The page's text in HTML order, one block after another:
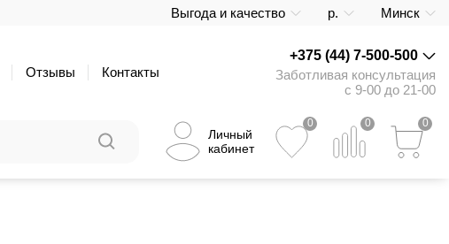
Выгода и качество р. Минск
Отзывы Контакты
+375 (44) 7-500-500
Заботливая консультация
с 9-00 до 21-00
Личный
кабинет
0 0 0